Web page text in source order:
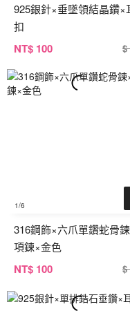
925銀針×垂墜領結晶鑽×
扣
NT$ 100 $
1/6
316鋼飾×六爪單鑽蛇骨
項鍊×金色
NT$ 100 $